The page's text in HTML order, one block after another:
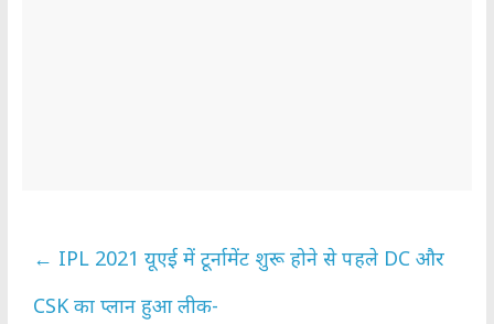
← IPL 2021 यूएई में टूर्नामेंट शुरू होने से पहले DC और
CSK का प्लान हुआ लीक-